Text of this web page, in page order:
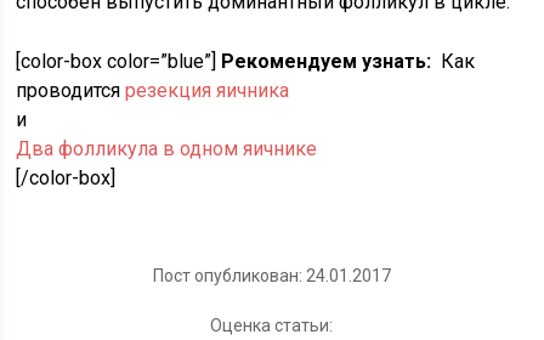
[color-box color=”blue”] Рекомендуем узнать: Как
проводитсярезекция яичника
и
Два фолликула в одном яичнике
[/color-box]
Пост опубликован: 24.01.2017
Оценка статьи: